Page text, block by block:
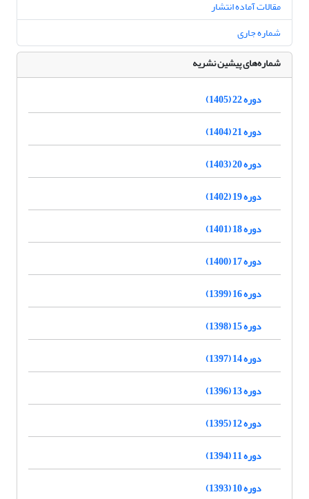
مقالات آماده انتشار
شماره جاری
شماره‌های پیشین نشریه
دوره 22 (1405)
دوره 21 (1404)
دوره 20 (1403)
دوره 19 (1402)
دوره 18 (1401)
دوره 17 (1400)
دوره 16 (1399)
دوره 15 (1398)
دوره 14 (1397)
دوره 13 (1396)
دوره 12 (1395)
دوره 11 (1394)
دوره 10 (1393)